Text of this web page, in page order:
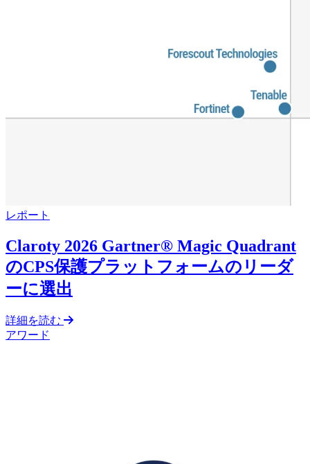
レポート
Claroty 2026 Gartner® Magic Quadrant
のCPS保護プラットフォームのリーダ
ーに選出
詳細を読む
アワード